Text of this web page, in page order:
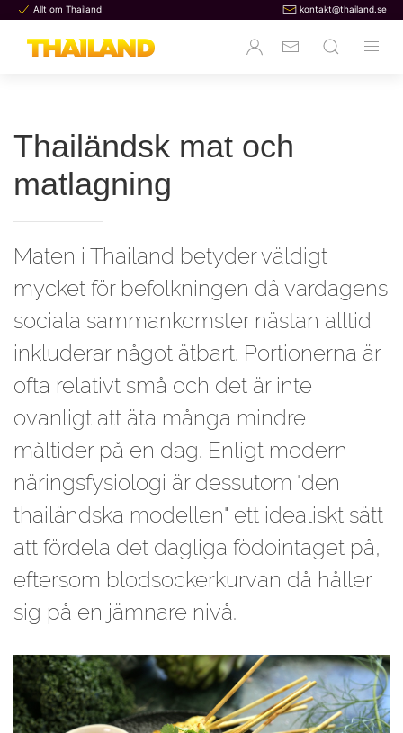
Allt om Thailand kontakt@thailand.se
Thailändsk mat och
matlagning
Maten i Thailand betyder väldigt
mycket för befolkningen då vardagens
sociala sammankomster nästan alltid
inkluderar något ätbart. Portionerna är
ofta relativt små och det är inte
ovanligt att äta många mindre
måltider på en dag. Enligt modern
näringsfysiologi är dessutom "den
thailändska modellen" ett idealiskt sätt
att fördela det dagliga födointaget på,
eftersom blodsockerkurvan då håller
sig på en jämnare nivå.